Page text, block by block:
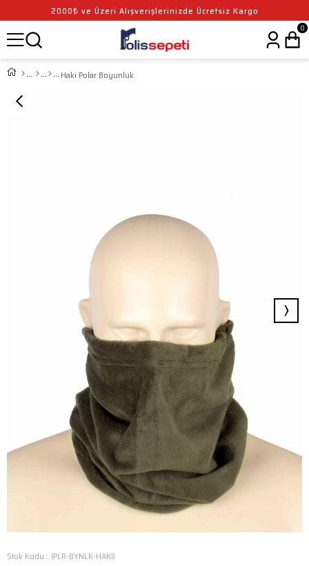
2000₺ ve Üzeri Alışverişlerinizde Ücretsiz Kargo
0
Haki Polar Boyunluk
›
Stok Kodu (PLR-BYNLK-HAKI)